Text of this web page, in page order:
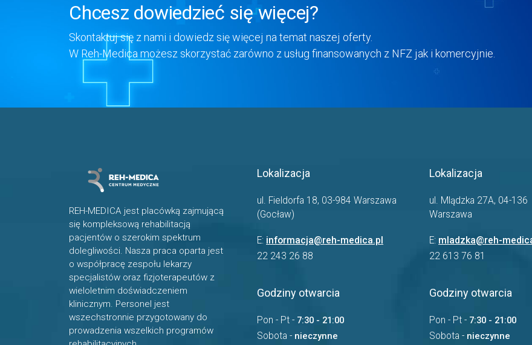
Chcesz dowiedzieć się więcej?
Skontaktuj się z nami i dowiedz się więcej na temat naszej oferty.
W Reh-Medica możesz skorzystać zarówno z usług finansowanych z NFZ jak i komercyjnie.
REH-MEDICA jest placówką zajmującą
się kompleksową rehabilitacją
pacjentów o szerokim spektrum
dolegliwości. Nasza praca oparta jest
o współpracę zespołu lekarzy
specjalistów oraz fizjoterapeutów z
wieloletnim doświadczeniem
klinicznym. Personel jest
wszechstronnie przygotowany do
prowadzenia wszelkich programów
Lokalizacja
ul. Fieldorfa 18, 03-984 Warszawa
(Gocław)
E: informacja@reh-medica.pl
22 243 26 88
Godziny otwarcia
Pon - Pt - 7:30 - 21:00
Sobota - nieczynne
Lokalizacja
ul. Mlądzka 27A, 04-136
Warszawa
E: mladzka@reh-
22 613 76 81
Godziny otwarcia
Pon - Pt - 7:30 - 21:00
Sobota - nieczynne